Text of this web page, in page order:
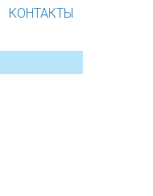
КОНТАКТЫ